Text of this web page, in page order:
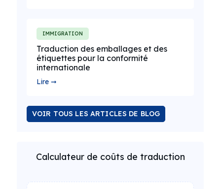
IMMIGRATION
Traduction des emballages et des
étiquettes pour la conformité
internationale
Lire ➞
VOIR TOUS LES ARTICLES DE BLOG
Calculateur de coûts de traduction